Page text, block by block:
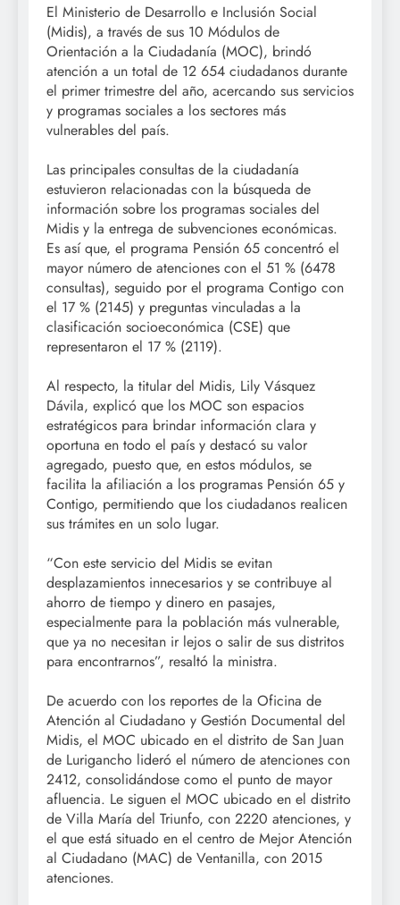
El Ministerio de Desarrollo e Inclusión Social
(Midis), a través de sus 10 Módulos de
Orientación a la Ciudadanía (MOC), brindó
atención a un total de 12 654 ciudadanos durante
el primer trimestre del año, acercando sus servicios
y programas sociales a los sectores más
vulnerables del país.
Las principales consultas de la ciudadanía
estuvieron relacionadas con la búsqueda de
información sobre los programas sociales del
Midis y la entrega de subvenciones económicas.
Es así que, el programa Pensión 65 concentró el
mayor número de atenciones con el 51 % (6478
consultas), seguido por el programa Contigo con
el 17 % (2145) y preguntas vinculadas a la
clasificación socioeconómica (CSE) que
representaron el 17 % (2119).
Al respecto, la titular del Midis, Lily Vásquez
Dávila, explicó que los MOC son espacios
estratégicos para brindar información clara y
oportuna en todo el país y destacó su valor
agregado, puesto que, en estos módulos, se
facilita la afiliación a los programas Pensión 65 y
Contigo, permitiendo que los ciudadanos realicen
sus trámites en un solo lugar.
“Con este servicio del Midis se evitan
desplazamientos innecesarios y se contribuye al
ahorro de tiempo y dinero en pasajes,
especialmente para la población más vulnerable,
que ya no necesitan ir lejos o salir de sus distritos
para encontrarnos”, resaltó la ministra.
De acuerdo con los reportes de la Oficina de
Atención al Ciudadano y Gestión Documental del
Midis, el MOC ubicado en el distrito de San Juan
de Lurigancho lideró el número de atenciones con
2412, consolidándose como el punto de mayor
afluencia. Le siguen el MOC ubicado en el distrito
de Villa María del Triunfo, con 2220 atenciones, y
el que está situado en el centro de Mejor Atención
al Ciudadano (MAC) de Ventanilla, con 2015
atenciones.